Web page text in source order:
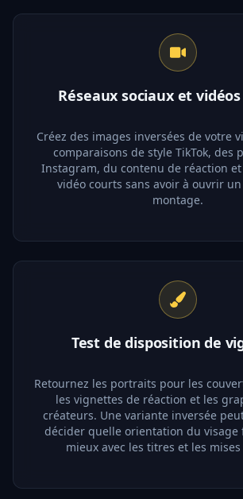
Réseaux sociaux et
Créez des images inversées de votre
comparaisons de style TikTok, des
Instagram, du contenu de réaction
vidéo courts sans avoir à ouvrir
montage.
Test de disposition de
Retournez les portraits pour les
les vignettes de réaction et les
créateurs. Une variante inversée
décider quelle orientation du visage
mieux avec les titres et les